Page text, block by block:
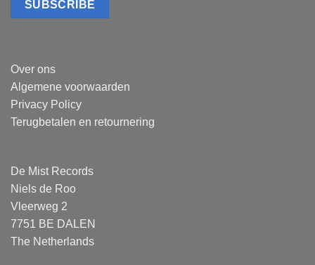
Over ons
Algemene voorwaarden
Privacy Policy
Terugbetalen en retournering
De Mist Records
Niels de Roo
Vleerweg 2
7751 BE DALEN
The Netherlands